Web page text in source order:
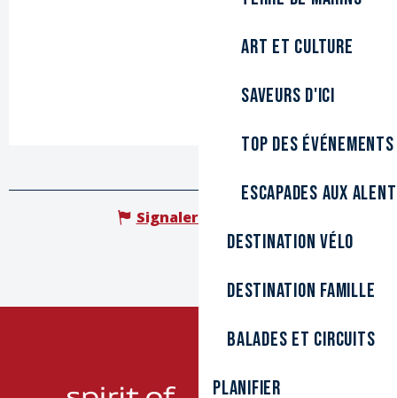
Art et culture
Saveurs d'ici
Top des événements
Escapades aux
Destination Vélo
Destination Famille
Balades et circuits
Planifier
Signaler une erreur